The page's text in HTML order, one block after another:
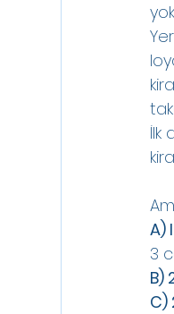
İlk
A)
3
B)
C)